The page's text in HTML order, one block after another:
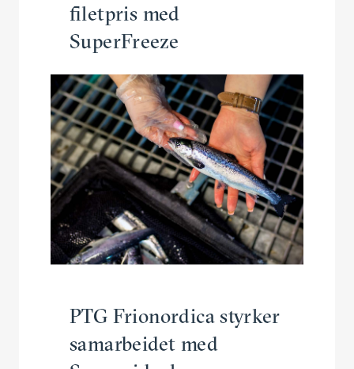
filetpris med
SuperFreeze
PTG Frionordica styrker
samarbeidet med